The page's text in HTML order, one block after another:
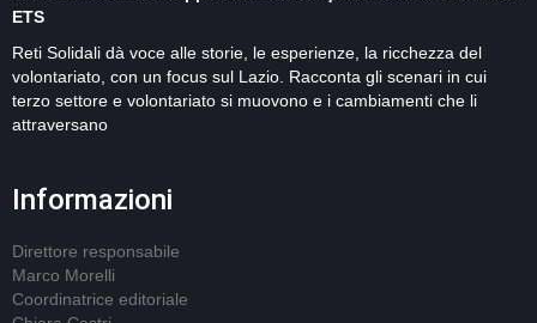
ETS
Reti Solidali dà voce alle storie, le esperienze, la ricchezza del
volontariato, con un focus sul Lazio. Racconta gli scenari in cui
terzo settore e volontariato si muovono e i cambiamenti che li
attraversano
Informazioni
Direttore responsabile
Marco Morelli
Coordinatrice editoriale